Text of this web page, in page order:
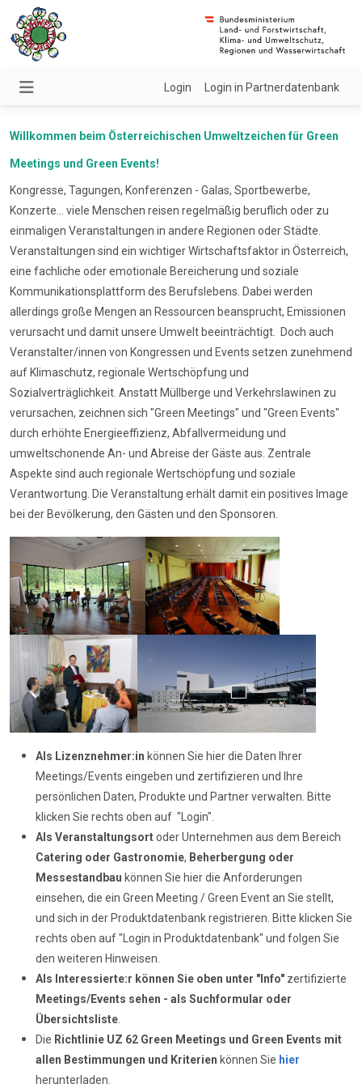
Login Login in Partnerdatenbank
Willkommen beim Österreichischen Umweltzeichen für Green
Meetings und Green Events!
Kongresse, Tagungen, Konferenzen - Galas, Sportbewerbe,
Konzerte... viele Menschen reisen regelmäßig beruflich oder zu
einmaligen Veranstaltungen in andere Regionen oder Städte.
Veranstaltungen sind ein wichtiger Wirtschaftsfaktor in Österreich,
eine fachliche oder emotionale Bereicherung und soziale
Kommunikationsplattform des Berufslebens. Dabei werden
allerdings große Mengen an Ressourcen beansprucht, Emissionen
verursacht und damit unsere Umwelt beeinträchtigt. Doch auch
Veranstalter/innen von Kongressen und Events setzen zunehmend
auf Klimaschutz, regionale Wertschöpfung und
Sozialverträglichkeit. Anstatt Müllberge und Verkehrslawinen zu
verursachen, zeichnen sich "Green Meetings" und "Green Events"
durch erhöhte Energieeffizienz, Abfallvermeidung und
umweltschonende An- und Abreise der Gäste aus. Zentrale
Aspekte sind auch regionale Wertschöpfung und soziale
Verantwortung. Die Veranstaltung erhält damit ein positives Image
bei der Bevölkerung, den Gästen und den Sponsoren.
Als Lizenznehmer:in können Sie hier die Daten Ihrer
Meetings/Events eingeben und zertifizieren und Ihre
persönlichen Daten, Produkte und Partner verwalten. Bitte
klicken Sie rechts oben auf "Login".
Als Veranstaltungsortoder Unternehmen aus dem Bereich
Catering oder Gastronomie, Beherbergung oder
Messestandbau können Sie hier die Anforderungen
einsehen, die ein Green Meeting / Green Event an Sie stellt,
und sich in der Produktdatenbank registrieren. Bitte klicken Sie
rechts oben auf "Login in Produktdatenbank" und folgen Sie
den weiteren Hinweisen.
Als Interessierte:r können Sie oben unter "Info" zertifizierte
Meetings/Events sehen - als Suchformular oder
Übersichtsliste
Die Richtlinie UZ 62 Green Meetings und Green Events mit
allen Bestimmungen und Kriterien können Sie hier
herunterladen.